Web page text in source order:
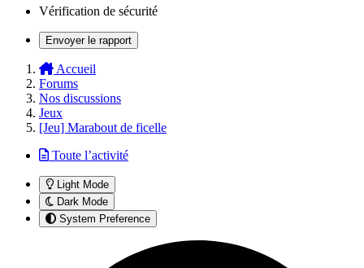
Vérification de sécurité
Envoyer le rapport
Accueil
Forums
Nos discussions
Jeux
[Jeu] Marabout de ficelle
Toute l’activité
Light Mode
Dark Mode
System Preference